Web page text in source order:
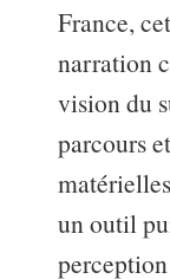
France,
narration
vision du
parcours
un outil